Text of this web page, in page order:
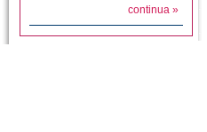
continua »